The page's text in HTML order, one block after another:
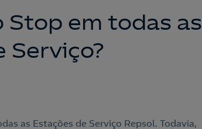
Stop em todas as
Serviço?
as Estações de Serviço Repsol. Todavia,